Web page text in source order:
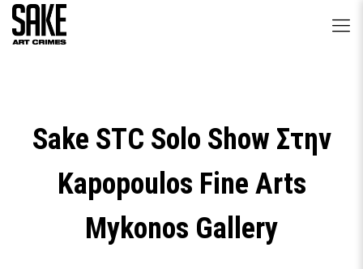
Sake STC Solo Show Στην
Kapopoulos Fine Arts
Μykonos Gallery